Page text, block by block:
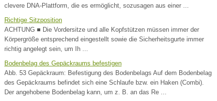
clevere DNA-Plattform, die es ermöglicht, sozusagen aus einer ...
Richtige Sitzposition
ACHTUNG ■ Die Vordersitze und alle Kopfstützen müssen immer der
Körpergröße entsprechend eingestellt sowie die Sicherheitsgurte immer
richtig angelegt sein, um Ih ...
Bodenbelag des Gepäckraums befestigen
Abb. 53 Gepäckraum: Befestigung des Bodenbelags Auf dem Bodenbelag
des Gepäckraums befindet sich eine Schlaufe bzw. ein Haken (Combi).
Der angehobene Bodenbelag kann, um z. B. an das Re ...